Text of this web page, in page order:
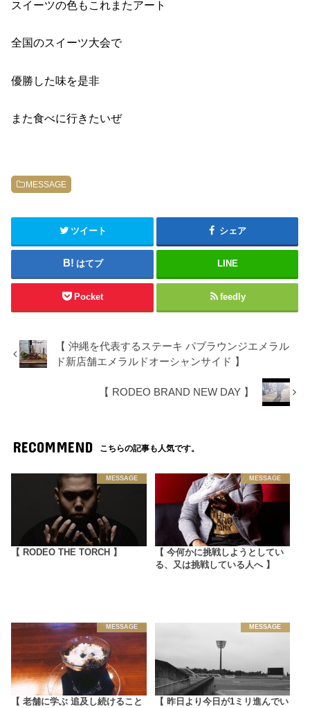
スイーツの色もこれまたアート
全国のスイーツ大会で
優勝した味を是非
また食べに行きたいぜ
MESSAGE
ツイート シェア
はてブ LINE
Pocket feedly
【 沖縄を代表するステーキ パブラウンジエメラル
ド新店舗エメラルドオーシャンサイド 】
【 RODEO BRAND NEW DAY 】
RECOMMEND こちらの記事も人気です。
MESSAGE
【 RODEO THE TORCH 】
MESSAGE
【 今何かに挑戦しようとしてい
る、又は挑戦している人へ 】
MESSAGE
【 老舗に学ぶ 追及し続けること
MESSAGE
【 昨日より今日が1ミリ進んでい